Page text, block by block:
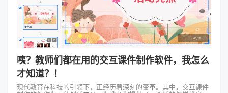
咦？教师们都在用的交互课件制作软件，我怎么
才知道？！
现代教育在科技的引领下，正经历着深刻的变革。其中，交互课件